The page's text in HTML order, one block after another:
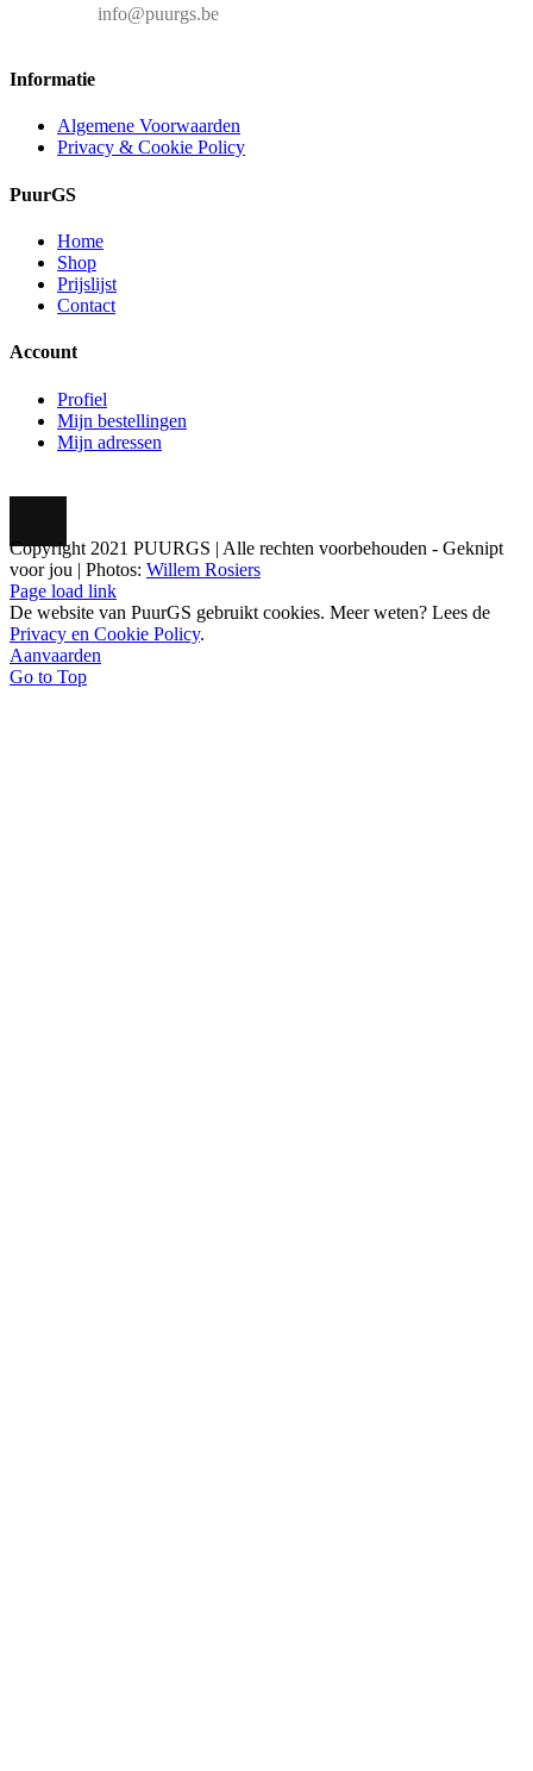
info@puurgs.be
Informatie
Algemene Voorwaarden
Privacy & Cookie Policy
PuurGS
Home
Shop
Prijslijst
Contact
Account
Profiel
Mijn bestellingen
Mijn adressen
Copyright 2021 PUURGS | Alle rechten voorbehouden - Geknipt
voor jou | Photos: Willem Rosiers
Page load link
De website van PuurGS gebruikt cookies. Meer weten? Lees de
Privacy en Cookie Policy.
Aanvaarden
Go to Top